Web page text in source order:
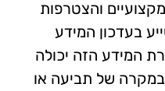
והצטרפות
בעדכון המידע
המידע הזה יכולה
במקרה של תביעה או